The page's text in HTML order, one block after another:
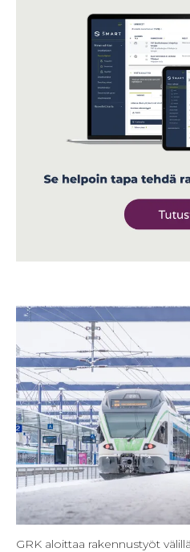
GRK aloittaa rakennustyöt